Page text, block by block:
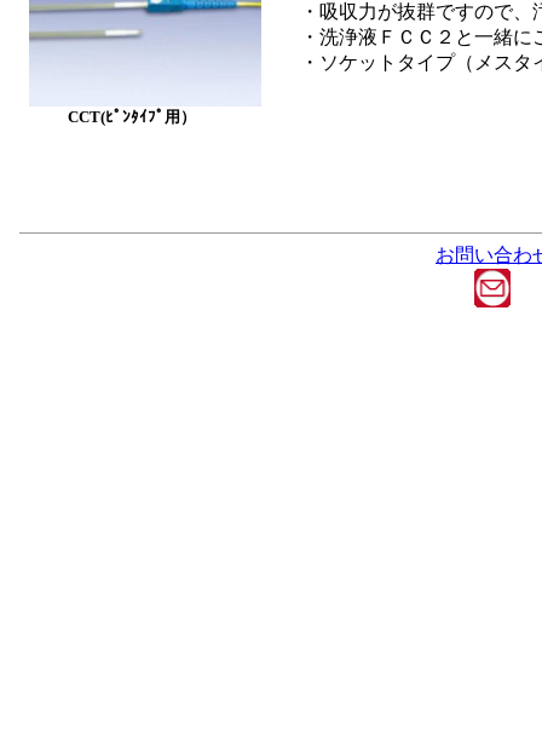
・吸収力が抜群ですので
・洗浄液ＦＣＣ２と一緒
・ソケットタイプ（メス
CCT(ﾋﾟﾝﾀｲﾌﾟ用）
お問い合わ